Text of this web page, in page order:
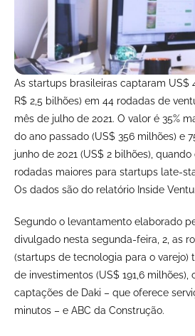
As startups brasileiras captaram US$
R$ 2,5 bilhões) em 44 rodadas de
mês de julho de 2021. O valor é 35%
do ano passado (US$ 356 milhões) e
junho de 2021 (US$ 2 bilhões),
rodadas maiores para startups late-
Os dados são do relatório Inside
Segundo o levantamento elaborado
divulgado nesta segunda-feira, 2, as
(startups de tecnologia para o varejo)
de investimentos (US$ 191,6 milhões),
captações de Daki – que oferece
minutos – e ABC da Construção.